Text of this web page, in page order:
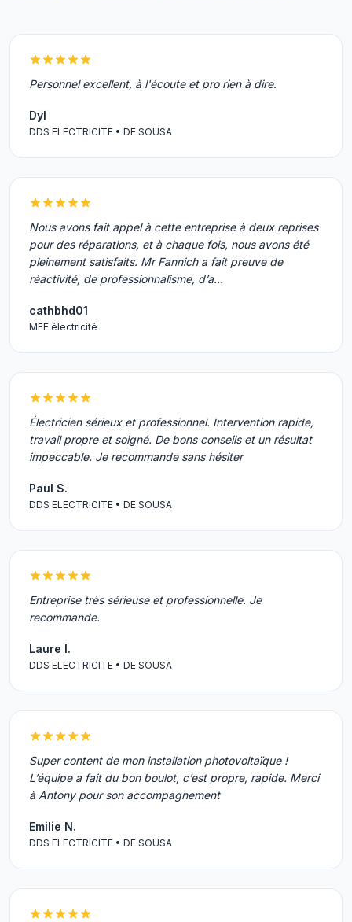
Personnel excellent, à l'écoute et pro rien à dire.
Dyl
DDS ELECTRICITE • DE SOUSA
Nous avons fait appel à cette entreprise à deux reprises
pour des réparations, et à chaque fois, nous avons été
pleinement satisfaits. Mr Fannich a fait preuve de
réactivité, de professionnalisme, d’a…
cathbhd01
MFE électricité
Électricien sérieux et professionnel. Intervention rapide,
travail propre et soigné. De bons conseils et un résultat
impeccable. Je recommande sans hésiter
Paul S.
DDS ELECTRICITE • DE SOUSA
Entreprise très sérieuse et professionnelle. Je
recommande.
Laure I.
DDS ELECTRICITE • DE SOUSA
Super content de mon installation photovoltaïque !
L’équipe a fait du bon boulot, c’est propre, rapide. Merci
à Antony pour son accompagnement
Emilie N.
DDS ELECTRICITE • DE SOUSA